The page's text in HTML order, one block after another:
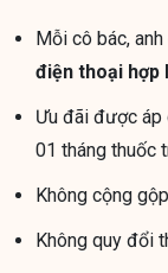
Mỗi cô bác,
điện thoại hợp
Ưu đãi được áp
01 tháng thuốc
Không cộng
Không quy đổi